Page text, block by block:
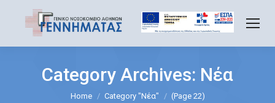
Category Archives: Νέα
Home Category "Νέα" (Page 22)